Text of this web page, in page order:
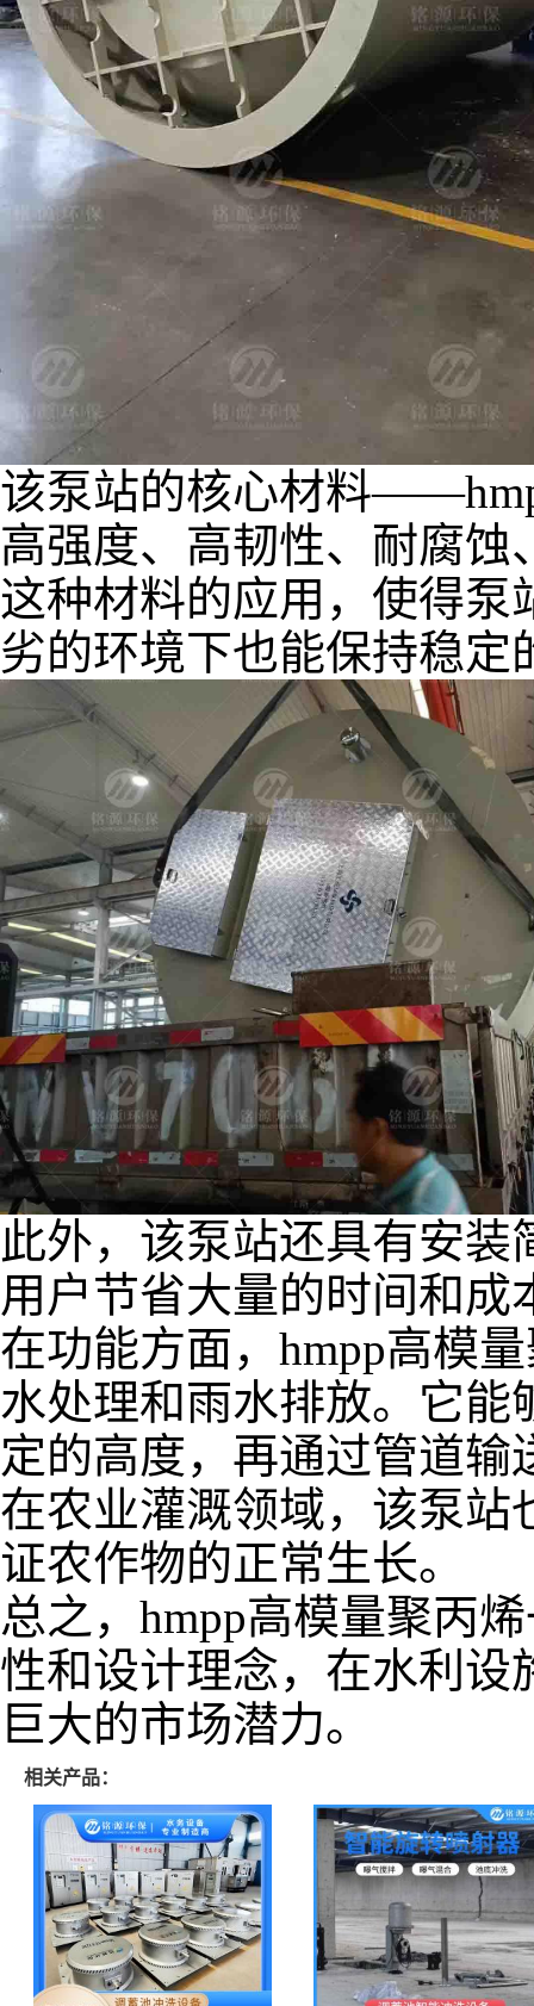
该泵站的核心材料
高强度、高韧性、耐腐蚀
这种材料的应用，使得
劣的环境下也能保持稳定
此外，该泵站还具有安
用户节省大量的时间和成
在功能方面， hmpp高模
水处理和雨水排放。它能
定的高度，再通过管道输
在农业灌溉领域，该泵站
证农作物的正常生长。
总之， hmpp高模量聚丙
性和设计理念，在水利设
巨大的市场潜力。
相关产品：